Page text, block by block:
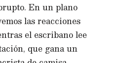
En un plano
las reacciones
el escribano lee
que gana un